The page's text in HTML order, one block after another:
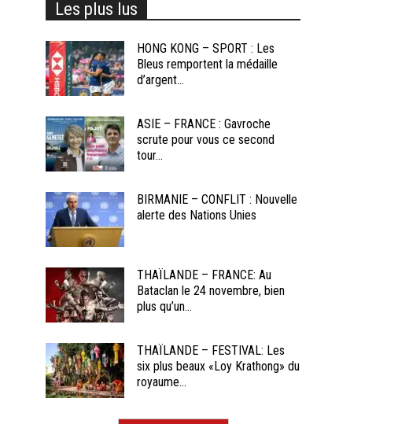
Les plus lus
HONG KONG – SPORT : Les
Bleus remportent la médaille
d’argent...
ASIE – FRANCE : Gavroche
scrute pour vous ce second
tour...
BIRMANIE – CONFLIT : Nouvelle
alerte des Nations Unies
THAÏLANDE – FRANCE: Au
Bataclan le 24 novembre, bien
plus qu’un...
THAÏLANDE – FESTIVAL: Les
six plus beaux «Loy Krathong» du
royaume...